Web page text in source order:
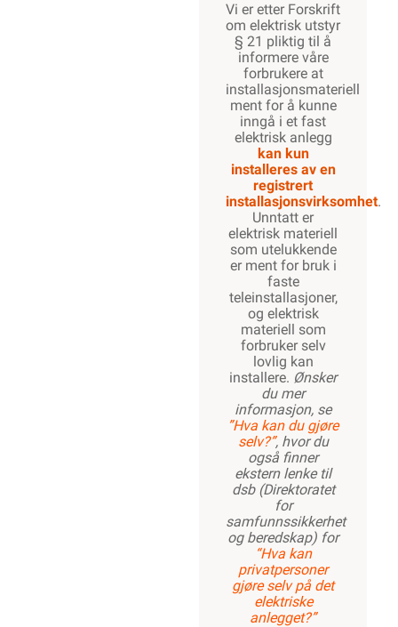
Vi er etter Forskrift
om elektrisk utstyr
§ 21 pliktig til å
informere våre
forbrukere at
installasjonsmateriell
ment for å kunne
inngå i et fast
elektrisk anlegg
kan kun
installeres av en
registrert
installasjonsvirksomhet.
Unntatt er
elektrisk materiell
som utelukkende
er ment for bruk i
faste
teleinstallasjoner,
og elektrisk
materiell som
forbruker selv
lovlig kan
installere. Ønsker
du mer
informasjon, se
”Hva kan du gjøre
selv?”, hvor du
også finner
ekstern lenke til
dsb (Direktoratet
for
samfunnssikkerhet
og beredskap) for
“Hva kan
privatpersoner
gjøre selv på det
elektriske
anlegget?”